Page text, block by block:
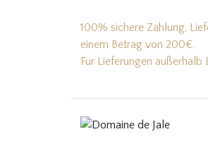
100% sichere Zahlung,
einem Betrag von 200€.
Für Lieferungen